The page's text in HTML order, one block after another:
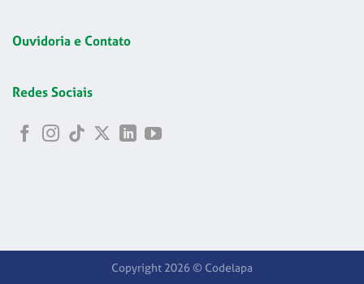
Ouvidoria e Contato
Redes Sociais
Copyright 2026 © Codelapa